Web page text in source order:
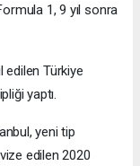
1, 9 yıl sonra
edilen Türkiye
yaptı.
yeni tip
edilen 2020